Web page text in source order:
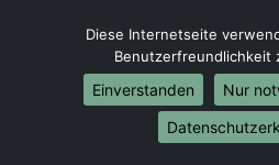
Umzug von Heidelberg nach
Umzug von Heidelberg nach
Umzug von Heidelberg nach
Umzug von Heidelberg nach
Umzug von Heidelberg nach
Diese Internetseite
Benutzerfreundlichkeit
Einverstanden
Nur